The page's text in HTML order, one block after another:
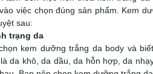
việc chọn đúng sản phẩm. Kem
sau:
trạng da
kem dưỡng trắng da body và
da khô, da dầu, da hỗn hợp, da